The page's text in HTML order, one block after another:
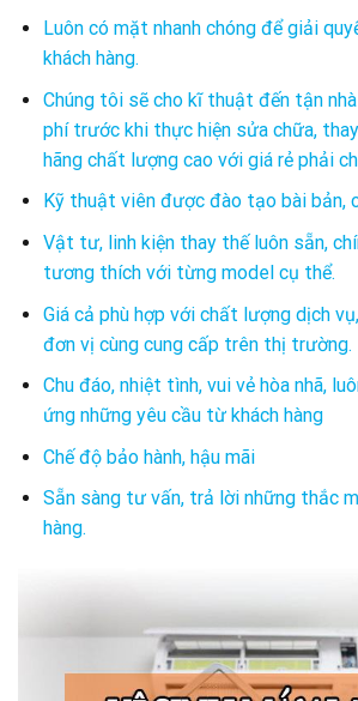
Luôn có mặt nhanh chóng để giải
khách hàng.
Chúng tôi sẽ cho kĩ thuật đến tận
phí trước khi thực hiện sửa chữa,
hãng chất lượng cao với giá rẻ phải
Kỹ thuật viên được đào tạo bài bản,
Vật tư, linh kiện thay thế luôn sẵn,
tương thích với từng model cụ thể.
Giá cả phù hợp với chất lượng dịch
đơn vị cùng cung cấp trên thị trường.
Chu đáo, nhiệt tình, vui vẻ hòa nhã,
ứng những yêu cầu từ khách hàng
Chế độ bảo hành, hậu mãi
Sẵn sàng tư vấn, trả lời những thắc
hàng.